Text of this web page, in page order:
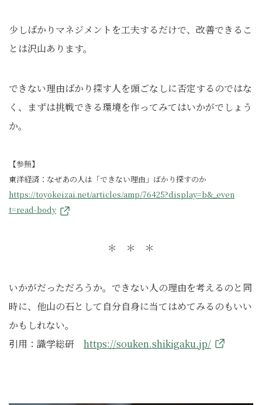
少しばかりマネジメントを工夫するだけで、改善できるこ
とは沢山あります。
できない理由ばかり探す人を頭ごなしに否定するのではな
く、まずは挑戦できる環境を作ってみてはいかがでしょう
か。
【参照】
東洋経済：なぜあの人は「できない理由」ばかり探すのか
https://toyokeizai.net/articles/amp/76425?display=b&_even
t=read-body
＊ ＊ ＊
いかがだっただろうか。できない人の理由を考えるのと同
時に、他山の石として自分自身に当てはめてみるのもいい
かもしれない。
引用：識学総研 https://souken.shikigaku.jp/